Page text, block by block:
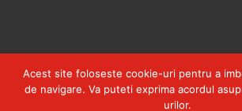
Acest site foloseste cookie-uri pentru a
de navigare. Va puteti exprima acordul
urilor.
2026 © PRIMĂRIA COMUNEI